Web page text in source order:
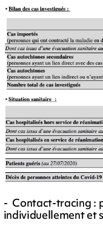
- Contact-tracing :
individuellement et